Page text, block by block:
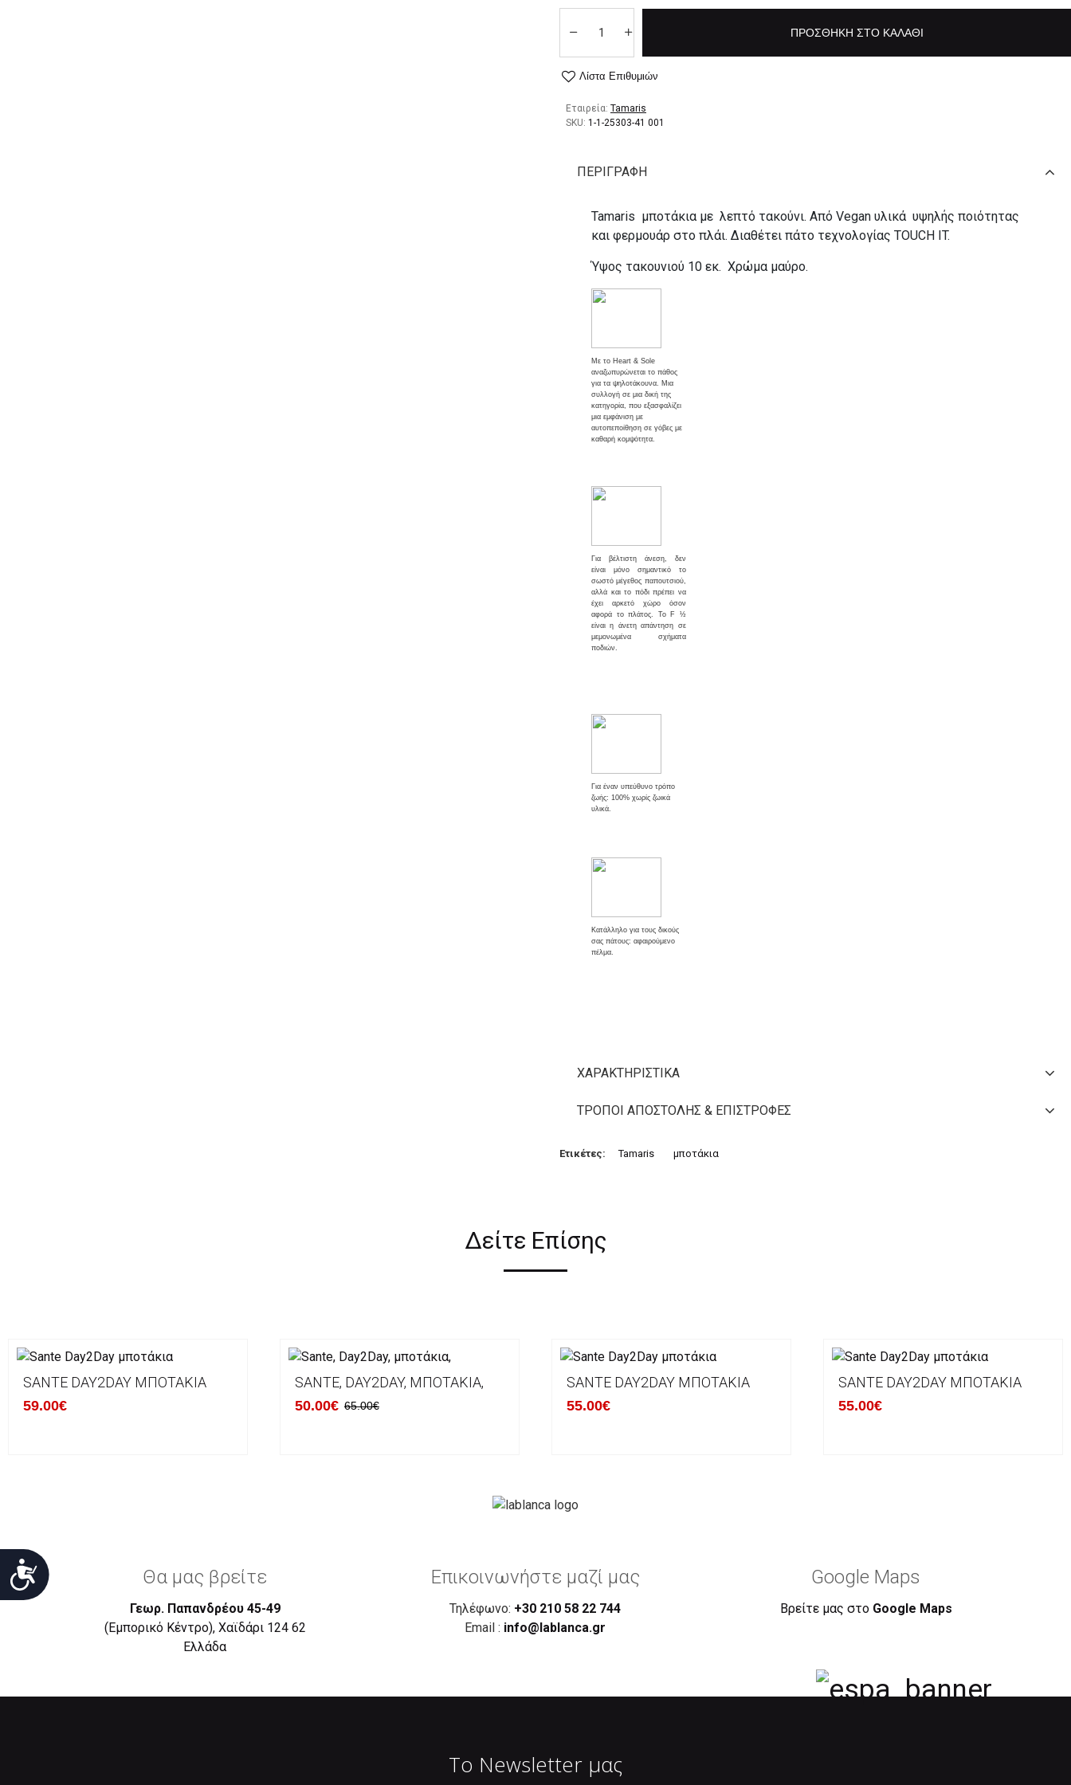
Προσιτότητα
Εταιρεία: Tamaris
SKU: 1-1-25303-41 001
ΠΡΟΣΘΉΚΗ ΣΤΟ ΚΑΛΆΘΙ
Λίστα Επιθυμιών
ΠΕΡΙΓΡΑΦΉ
Tamaris μποτάκια με λεπτό τακούνι. Από Vegan υλικά υψηλής ποιότητας
και φερμουάρ στο πλάι. Διαθέτει πάτο τεχνολογίας TOUCH IT.
Ύψος τακουνιού 10 εκ. Χρώμα μαύρο.
Με το Heart & Sole
αναζωπυρώνεται το πάθος
για τα ψηλοτάκουνα. Μια
συλλογή σε μια δική της
κατηγορία, που εξασφαλίζει
μια εμφάνιση με
αυτοπεποίθηση σε γόβες με
καθαρή κομψότητα.
Για βέλτιστη άνεση, δεν
είναι μόνο σημαντικό το
σωστό μέγεθος παπουτσιού,
αλλά και το πόδι πρέπει να
έχει αρκετό χώρο όσον
αφορά το πλάτος. Το F ½
είναι η άνετη απάντηση σε
μεμονωμένα σχήματα
ποδιών.
Για έναν υπεύθυνο τρόπο
ζωής: 100% χωρίς ζωικά
υλικά.
Κατάλληλο για τους δικούς
σας πάτους: αφαιρούμενο
πέλμα.
ΧΑΡΑΚΤΗΡΙΣΤΙΚΆ
ΤΡΌΠΟΙ ΑΠΟΣΤΟΛΉΣ & ΕΠΙΣΤΡΟΦΈΣ
Ετικέτες: Tamaris μποτάκια
Δείτε Επίσης
SANTE DAY2DAY ΜΠΟΤΆΚΙΑ
59.00€
SANTE, DAY2DAY, ΜΠΟΤΆΚΙΑ,
50.00€ 65.00€
SANTE DAY2DAY ΜΠΟΤΆΚΙΑ
55.00€
SANTE DAY2DAY ΜΠΟΤΆΚΙΑ
55.00€
Θα μας βρείτε
Γεωρ. Παπανδρέου 45-49
(Εμπορικό Κέντρο), Χαϊδάρι 124 62
Eλλάδα
Επικοινωνήστε μαζί μας
Τηλέφωνο: +30 210 58 22 744
Email : info@lablanca.gr
Google Maps
Βρείτε μας στο Google Maps
Το Newsletter μας